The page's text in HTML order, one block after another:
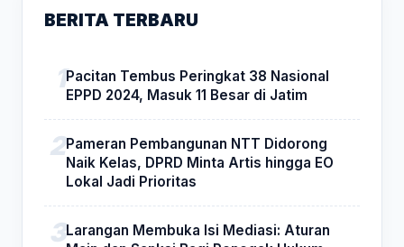
BERITA TERBARU
Pacitan Tembus Peringkat 38 Nasional
EPPD 2024, Masuk 11 Besar di Jatim
Pameran Pembangunan NTT Didorong
Naik Kelas, DPRD Minta Artis hingga EO
Lokal Jadi Prioritas
Larangan Membuka Isi Mediasi: Aturan